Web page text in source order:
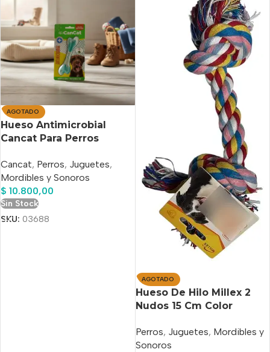
AGOTADO
Hueso Antimicrobial
Cancat Para Perros
Cancat, Perros, Juguetes,
Mordibles y Sonoros
$ 10.800,00
Sin Stock
SKU: 03688
AGOTADO
Hueso De Hilo Millex 2
Nudos 15 Cm Color
Perros, Juguetes, Mordibles y
Sonoros